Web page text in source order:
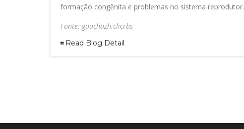
formação congênita e problemas no sistema reprodutor.
Fonte: gauchazh.clicrbs
Read Blog Detail